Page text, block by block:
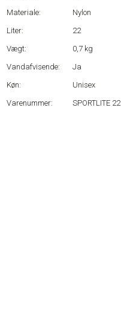
Materiale:
Nylon
Liter:
22
Vægt:
0,7 kg
Vandafvisende:
Ja
Køn:
Unisex
Varenummer:
SPORTLITE 22